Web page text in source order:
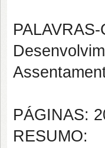
PÁGINAS:
RESUMO: